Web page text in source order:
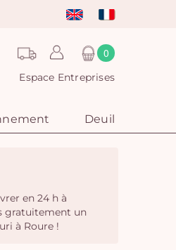
0
Espace Entreprises
Deuil
en 24 h à
gratuitement un
à Roure !